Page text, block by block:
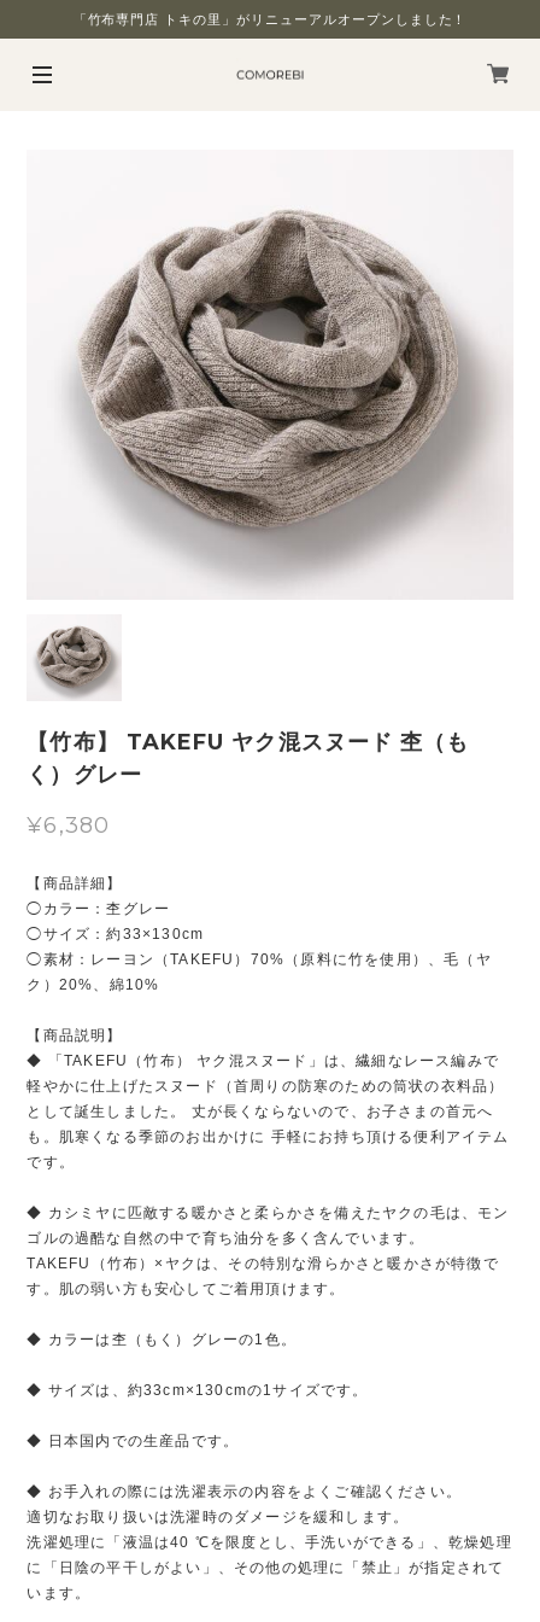
「竹布専門店 トキの里」がリニューアルオープンしました！
【竹布】 TAKEFU ヤク混スヌード 杢（も
く）グレー
¥6,380
【商品詳細】
◯カラー：杢グレー
◯サイズ：約33×130cm
◯素材：レーヨン（TAKEFU）70%（原料に竹を使用）、毛（ヤ
ク）20%、綿10%
【商品説明】
◆ 「TAKEFU（竹布） ヤク混スヌード」は、繊細なレース編みで
軽やかに仕上げたスヌード（首周りの防寒のための筒状の衣料品）
として誕生しました。 丈が長くならないので、お子さまの首元へ
も。肌寒くなる季節のお出かけに 手軽にお持ち頂ける便利アイテム
です。
◆ カシミヤに匹敵する暖かさと柔らかさを備えたヤクの毛は、モン
ゴルの過酷な自然の中で育ち油分を多く含んでいます。
TAKEFU（竹布）×ヤクは、その特別な滑らかさと暖かさが特徴で
す。肌の弱い方も安心してご着用頂けます。
◆ カラーは杢（もく）グレーの1色。
◆ サイズは、約33cm×130cmの1サイズです。
◆ 日本国内での生産品です。
◆ お手入れの際には洗濯表示の内容をよくご確認ください。
適切なお取り扱いは洗濯時のダメージを緩和します。
洗濯処理に「液温は40 ℃を限度とし、手洗いができる」、乾燥処理
に「日陰の平干しがよい」、その他の処理に「禁止」が指定されて
います。